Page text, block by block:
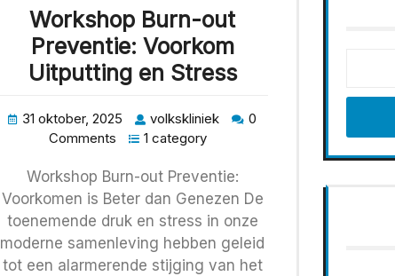
Workshop Burn-out
Preventie: Voorkom
Uitputting en Stress
31 oktober, 2025 volkskliniek
0
Comments
1 category
Workshop Burn-out Preventie:
Voorkomen is Beter dan Genezen De
toenemende druk en stress in onze
moderne samenleving hebben geleid
tot een alarmerende stijging van het